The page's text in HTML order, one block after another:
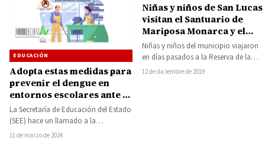
EDUCACIÓN
Adopta estas medidas para
prevenir el dengue en
entornos escolares ante el
incremento de casos
La Secretaría de Educación del Estado
(SEE) hace un llamado a la
participación de estudiantes, docentes
11 de marzo de 2024
Niñas y niños de San Lucas
visitan el Santuario de
Mariposa Monarca y el
pueblo mágico de
Tlalpujahua
Niñas y niños del municipio viajaron
en días pasados a la Reserva de la
Biosfera de la Mariposa…
12 de diciembre de 2019